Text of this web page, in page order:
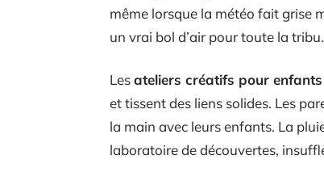
même lorsque la météo fait grise
un vrai bol d’air pour toute la tribu.
Lesateliers créatifs pour enfants
et tissent des liens solides. Les
la main avec leurs enfants. La
laboratoire de découvertes,